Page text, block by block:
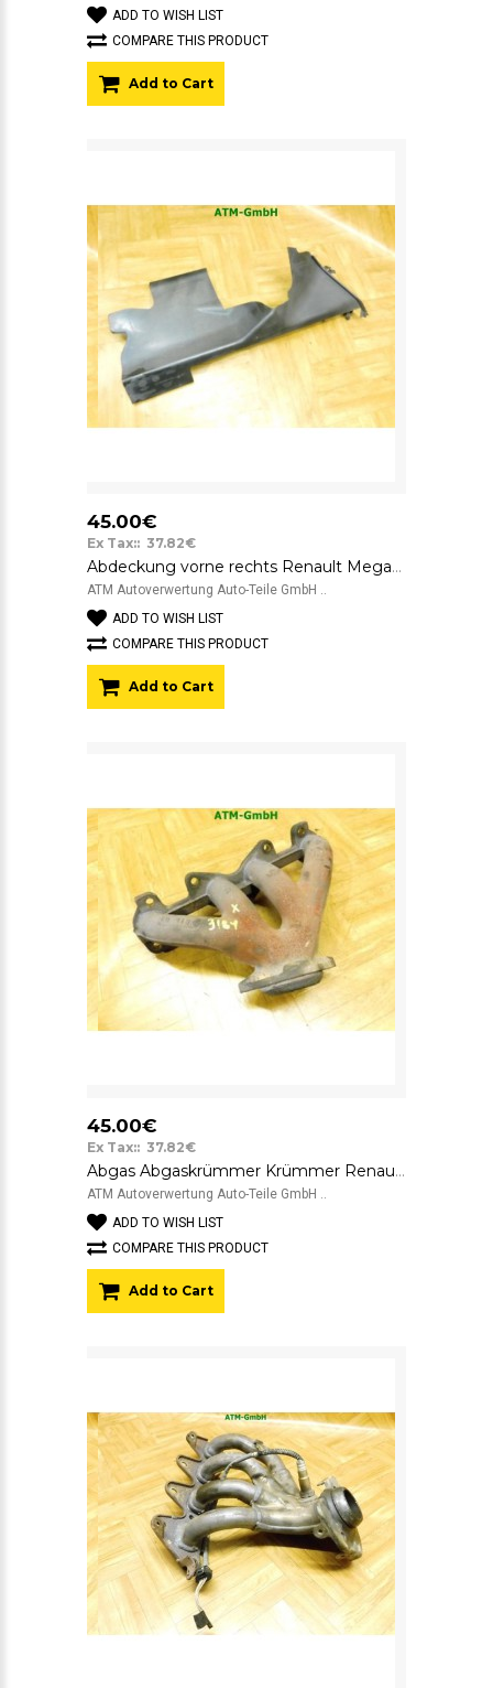
ADD TO WISH LIST
COMPARE THIS PRODUCT
Add to Cart
45.00€
Ex Tax:: 37.82€
Abdeckung vorne rechts Renault Megane 3 III Beifahrerseite 214940018R-D
ATM Autoverwertung Auto-Teile GmbH ..
ADD TO WISH LIST
COMPARE THIS PRODUCT
Add to Cart
45.00€
Ex Tax:: 37.82€
Abgas Abgaskrümmer Krümmer Renault Twingo 2 II 109326
ATM Autoverwertung Auto-Teile GmbH ..
ADD TO WISH LIST
COMPARE THIS PRODUCT
Add to Cart